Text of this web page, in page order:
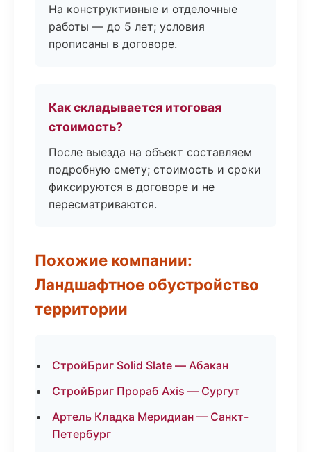
На конструктивные и отделочные
работы — до 5 лет; условия
прописаны в договоре.
Как складывается итоговая
стоимость?
После выезда на объект составляем
подробную смету; стоимость и сроки
фиксируются в договоре и не
пересматриваются.
Похожие компании:
Ландшафтное обустройство
территории
СтройБриг Solid Slate — Абакан
СтройБриг Прораб Axis — Сургут
Артель Кладка Меридиан — Санкт-
Петербург